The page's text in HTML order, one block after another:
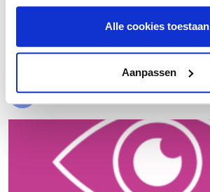
Alle cookies toestaan
Aanpassen
Laad meer
Evenementen